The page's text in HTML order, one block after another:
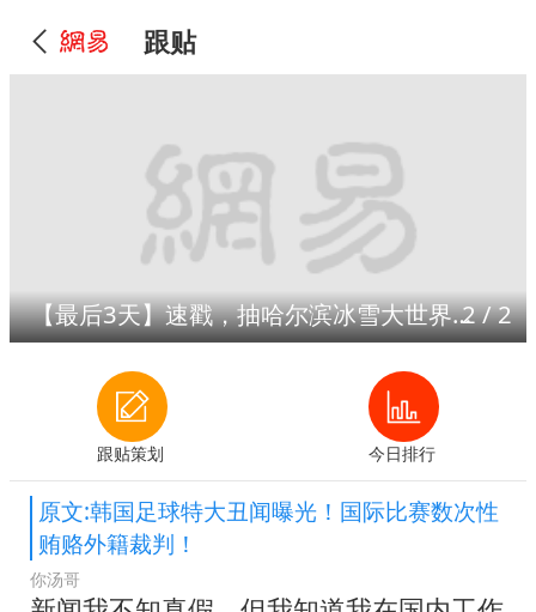
跟贴
【最后3天】速戳，抽哈尔滨冰雪大世界门票！2/2
跟贴策划 今日排行
原文:韩国足球特大丑闻曝光！国际比赛数次性
贿赂外籍裁判！
你汤哥